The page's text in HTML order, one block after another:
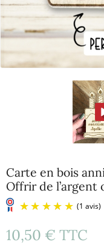
Carte en bois
Offrir de l’argent
10,50 € TTC